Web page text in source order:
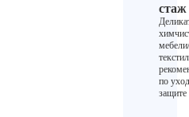
стаж
мебели/
по
защите